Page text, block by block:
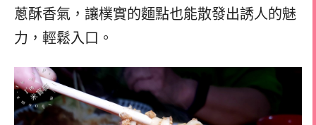
蔥酥香氣，讓樸實的麵點也能散發出誘人的魅
力，輕鬆入口。